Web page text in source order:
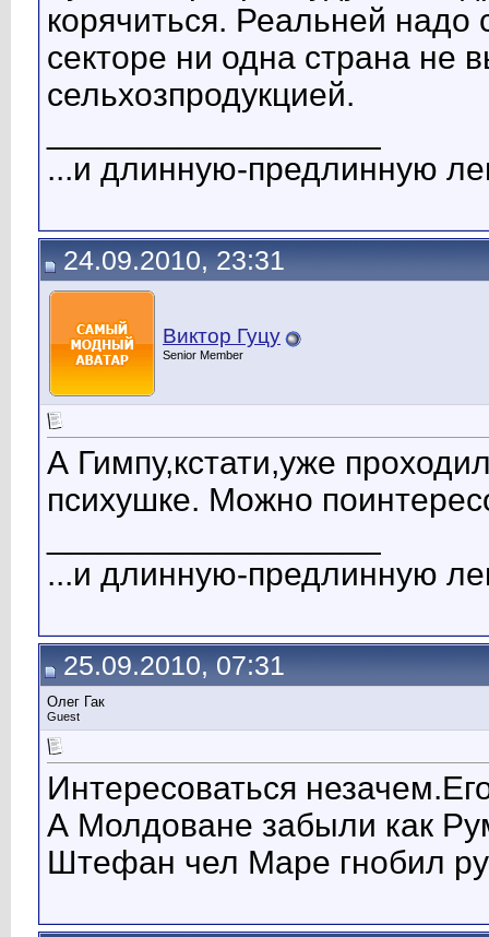
корячиться. Реальней
секторе ни одна страна не
сельхозпродукцией.
...и длинную-предлинную
24.09.2010, 23:31
Виктор Гуцу
Senior Member
А Гимпу,кстати,уже
психушке. Можно
...и длинную-предлинную
25.09.2010, 07:31
Олег Гак
Guest
Интересоваться
А Молдоване забыли как
Штефан чел Маре гнобил